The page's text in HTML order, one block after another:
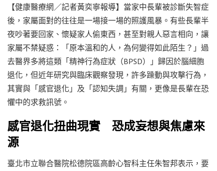
【健康醫療網／記者黃奕寧報導】當家中長輩被診斷失智症
後，家屬面對的往往是一場接一場的照護風暴。有些長輩半
夜吵著要回家、懷疑家人偷東西，甚至對親人惡言相向，讓
家屬不禁疑惑：「原本溫和的人，為何變得如此陌生？」過
去醫界多將這類「精神行為症狀（BPSD）」歸因於腦細胞
退化，但近年研究與臨床觀察發現，許多躁動與攻擊行為，
其實與「感官退化」及「認知失調」有關，更像是長輩在恐
懼中的求救訊號。
感官退化扭曲現實 恐成妄想與焦慮來
源
臺北市立聯合醫院松德院區高齡心智科主任朱智邦表示，要